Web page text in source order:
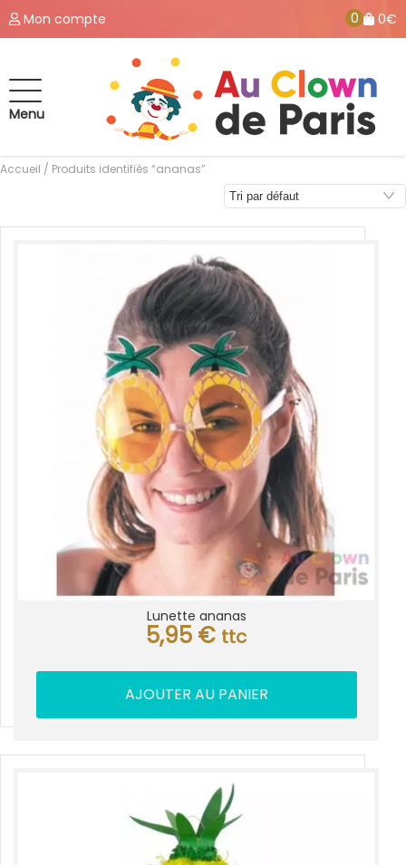
Mon compte 0 0€
Menu
Accueil / Produits identifiés “ananas”
Lunette ananas
5,95 € ttc
AJOUTER AU PANIER